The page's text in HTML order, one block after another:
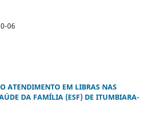
06
ATENDIMENTO EM LIBRAS NAS
DA FAMÍLIA (ESF) DE ITUMBIARA-